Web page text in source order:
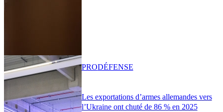
Les exportations d’armes allemandes vers
l’Ukraine ont chuté de 86 % en 2025
PRODÉFENSE